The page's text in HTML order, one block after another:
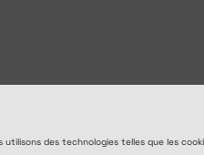
utilisons des technologies telles que les